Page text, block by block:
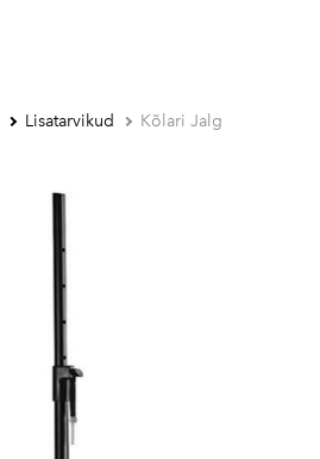
Lisatarvikud Kõlari Jalg